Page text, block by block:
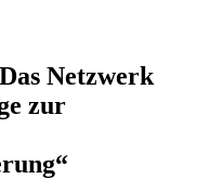
Netzwerk
zur